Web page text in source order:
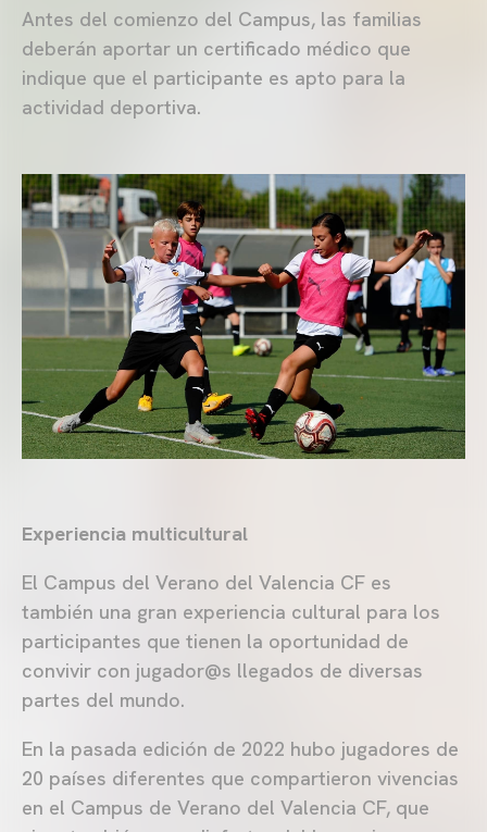
Antes del comienzo del Campus, las familias
deberán aportar un certificado médico que
indique que el participante es apto para la
actividad deportiva.
Experiencia multicultural
El Campus del Verano del Valencia CF es
también una gran experiencia cultural para los
participantes que tienen la oportunidad de
convivir con jugador@s llegados de diversas
partes del mundo.
En la pasada edición de 2022 hubo jugadores de
20 países diferentes que compartieron vivencias
en el Campus de Verano del Valencia CF, que